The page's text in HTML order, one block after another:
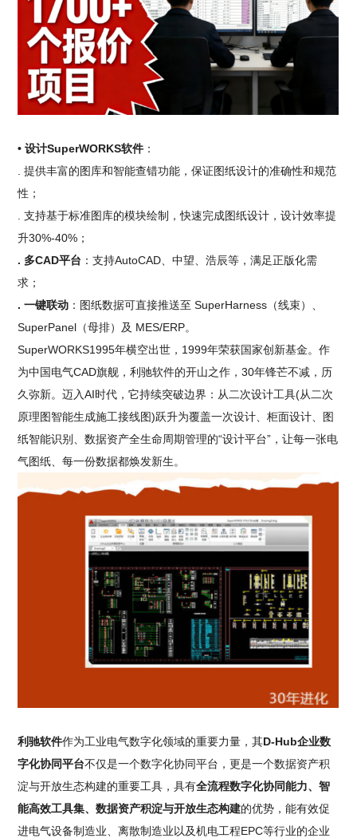
• 设计SuperWORKS软件 ：
. 提供丰富的图库和智能查错功能，保证图纸设计的准确性和规范
性；
. 支持基于标准图库的模块绘制，快速完成图纸设计，设计效率提
升30%-40%；
. 多CAD平台 ：支持AutoCAD、中望、浩辰等，满足正版化需
求；
. 一键联动 ：图纸数据可直接推送至 SuperHarness（线束）、
SuperPanel（母排）及 MES/ERP。
SuperWORKS1995年横空出世，1999年荣获国家创新基金。作
为中国电气CAD旗舰，利驰软件的开山之作，30年锋芒不减，历
久弥新。迈入AI时代，它持续突破边界：从二次设计工具(从二次
原理图智能生成施工接线图)跃升为覆盖一次设计、柜面设计、图
纸智能识别、数据资产全生命周期管理的“设计平台”，让每一张电
气图纸、每一份数据都焕发新生。
利驰软件作为工业电气数字化领域的重要力量，其D-Hub企业数
字化协同平台不仅是一个数字化协同平台，更是一个数据资产积
淀与开放生态构建的重要工具，具有全流程数字化协同能力、智
能高效工具集、数据资产积淀与开放生态构建的优势，能有效促
进电气设备制造业、离散制造业以及机电工程EPC等行业的企业